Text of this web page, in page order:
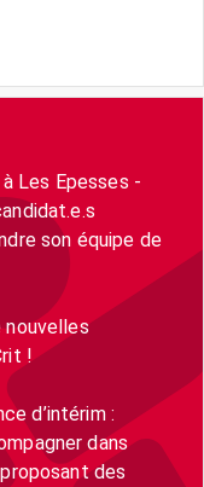
Les Epesses -
son équipe de
nouvelles
!
d’intérim :
dans
des